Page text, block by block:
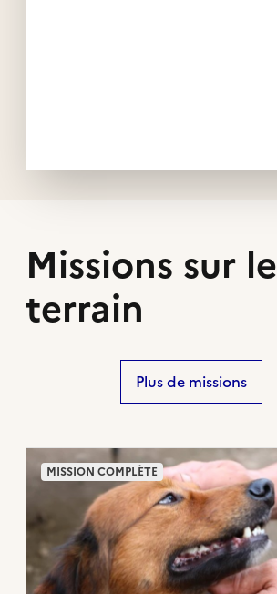
Missions sur le
terrain
Plus de missions
MISSION COMPLÈTE